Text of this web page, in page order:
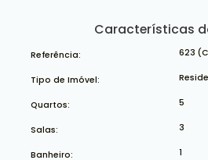
Características
Referência: 623
Tipo de Imóvel:
Quartos: 5
Salas: 3
Banheiro: 1